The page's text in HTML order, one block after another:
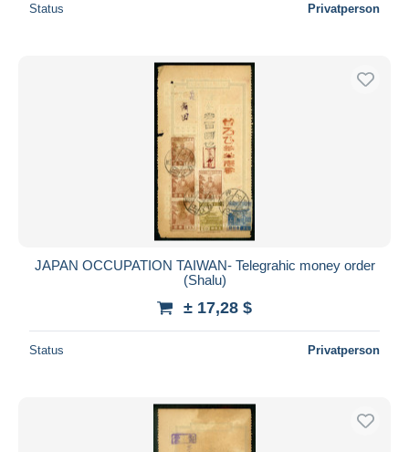
Status Privatperson
JAPAN OCCUPATION TAIWAN- Telegrahic money order
(Shalu)
± 17,28 $
Status Privatperson